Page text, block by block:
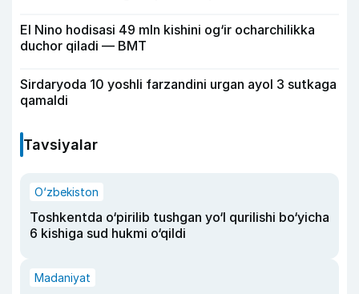
El Nino hodisasi 49 mln kishini og‘ir ocharchilikka
duchor qiladi — BMT
Sirdaryoda 10 yoshli farzandini urgan ayol 3 sutkaga
qamaldi
Tavsiyalar
O‘zbekiston
Toshkentda o‘pirilib tushgan yo‘l qurilishi bo‘yicha
6 kishiga sud hukmi o‘qildi
Madaniyat